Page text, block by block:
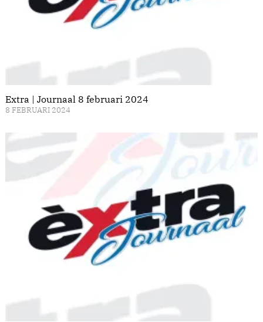
Extra | Journaal 8 februari 2024
8 FEBRUARI 2024